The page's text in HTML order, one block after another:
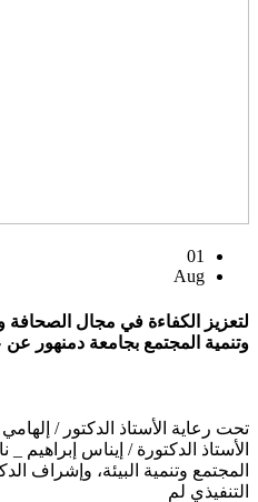
01
Aug
لتعزيز الكفاءة في مجال الصحافة
وتنمية المجتمع بجامعة دمنهور
الأستاذ الدكتورة / إيناس
المجتمع وتنمية البيئة، وإشراف
التنفيذي لم